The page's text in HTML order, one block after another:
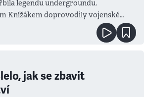
legendu undergroundu.
Knížákem doprovodily vojenské
jak se zbavit